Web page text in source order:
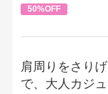
50%OFF
肩周りをさり
で、大人カジ